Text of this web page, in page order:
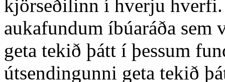
kjörseðilinn í hverju
aukafundum íbúaráða
geta tekið þátt í þessum
útsendingunni geta tekið